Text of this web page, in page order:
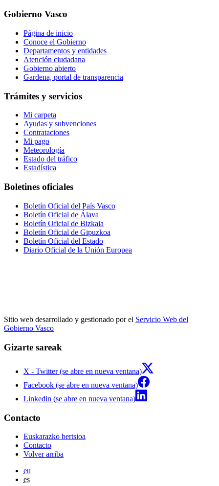
Gobierno Vasco
Página de inicio
Conoce el Gobierno
Departamentos y entidades
Atención ciudadana
Gobierno abierto
Gardena, portal de transparencia
Trámites y servicios
Mi carpeta
Ayudas y subvenciones
Contrataciones
Mi pago
Meteorología
Estado del tráfico
Estadística
Boletines oficiales
Boletín Oficial del País Vasco
Boletín Oficial de Álava
Boletín Oficial de Bizkaia
Boletín Oficial de Gipuzkoa
Boletín Oficial del Estado
Diario Oficial de la Unión Europea
Sitio web desarrollado y gestionado por el Servicio Web del
Gobierno Vasco
Gizarte sareak
X - Twitter (se abre en nueva ventana)
Facebook (se abre en nueva ventana)
Linkedin (se abre en nueva ventana)
Contacto
Euskarazko bertsioa
Contacto
Volver arriba
eu
es